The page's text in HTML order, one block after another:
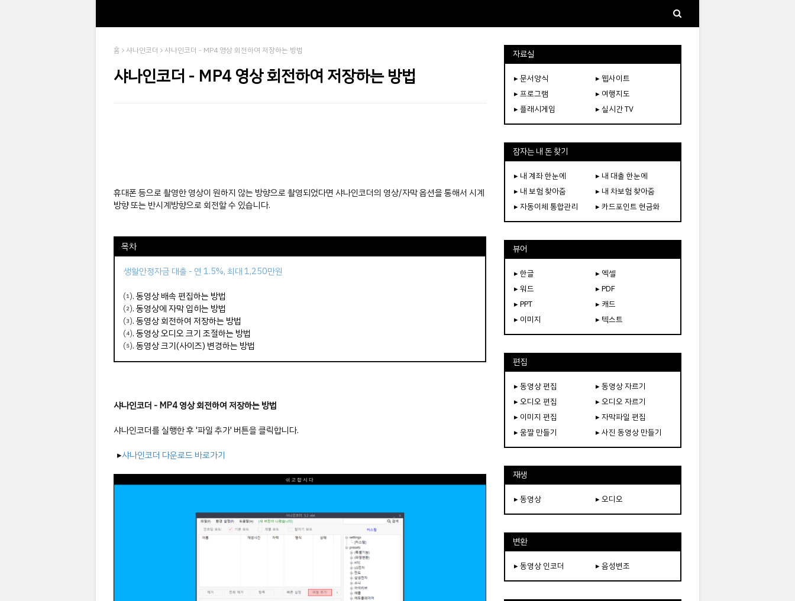
홈 샤나인코더 샤나인코더 - MP4 영상 회전하여 저장하는 방법
샤나인코더 - MP4 영상 회전하여 저장하는 방법
휴대폰 등으로 촬영한 영상이 원하지 않는 방향으로 촬영되었다면 샤나인코더의 영상/자막 옵션을 통해서 시계
방향 또는 반시계방향으로 회전할 수 있습니다.
목차
생활안정자금 대출 - 연 1.5%, 최대 1,250만원
⑴.동영상 배속 편집하는 방법
⑵.동영상에 자막 입히는 방법
⑶.동영상 회전하여 저장하는 방법
⑷.동영상 오디오 크기 조절하는 방법
⑸.동영상 크기(사이즈) 변경하는 방법
샤나인코더 - MP4 영상 회전하여 저장하는 방법
샤나인코더를 실행한 후 '파일 추가' 버튼을 클릭합니다.
▸샤나인코더 다운로드 바로가기
자료실
▸ 문서양식
▸ 웹사이트
▸ 프로그램
▸ 여행지도
▸ 플래시게임
▸ 실시간 TV
잠자는 내 돈 찾기
▸ 내 계좌 한눈에
▸ 내 대출 한눈에
▸ 내 보험 찾아줌
▸ 내 차보험 찾아줌
▸ 자동이체 통합관리
▸ 카드포인트 현금화
뷰어
▸ 한글
▸ 엑셀
▸ 워드
▸ PDF
▸ PPT
▸ 캐드
▸ 이미지
▸ 텍스트
편집
▸ 동영상 편집
▸ 동영상 자르기
▸ 오디오 편집
▸ 오디오 자르기
▸ 이미지 편집
▸ 자막파일 편집
▸ 움짤 만들기
▸ 사진 동영상 만들기
재생
▸ 동영상 ▸ 오디오
변환
▸ 동영상 인코더 ▸ 음성변조